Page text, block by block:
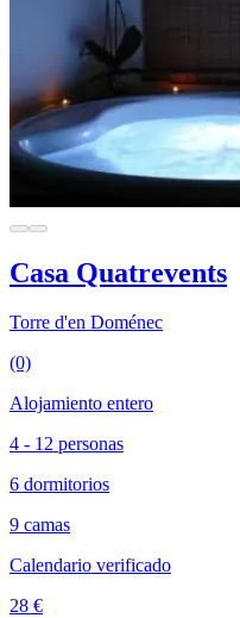
Casa Quatrevents
Torre d'en Doménec
(0)
Alojamiento entero
4 - 12 personas
6 dormitorios
9 camas
Calendario verificado
28 €